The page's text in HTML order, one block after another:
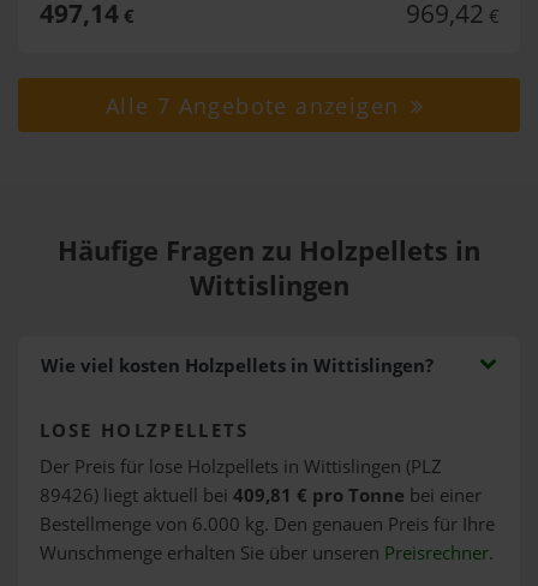
497,14€ 969,42 €
Alle 7 Angebote anzeigen
Häufige Fragen zu Holzpellets in
Wittislingen
Wie viel kosten Holzpellets in Wittislingen?
LOSE HOLZPELLETS
Der Preis für lose Holzpellets in Wittislingen (PLZ
89426) liegt aktuell bei 409,81 € pro Tonne bei einer
Bestellmenge von 6.000 kg. Den genauen Preis für Ihre
Wunschmenge erhalten Sie über unseren Preisrechner.